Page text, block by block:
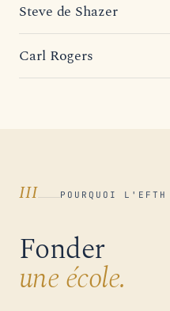
Steve de Shazer
Carl Rogers
III POURQUOI L'EFTH
Fonder
une école.